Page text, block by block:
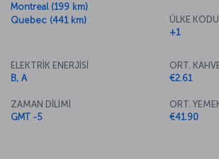
Montreal (199 km)
Quebec (441 km)
ÜLKE KODU
+1
ELEKTRİK ENERJİSİ
B, A
ZAMAN DİLİMİ
GMT -5
ORT.
€2.61
ORT.
€41.90